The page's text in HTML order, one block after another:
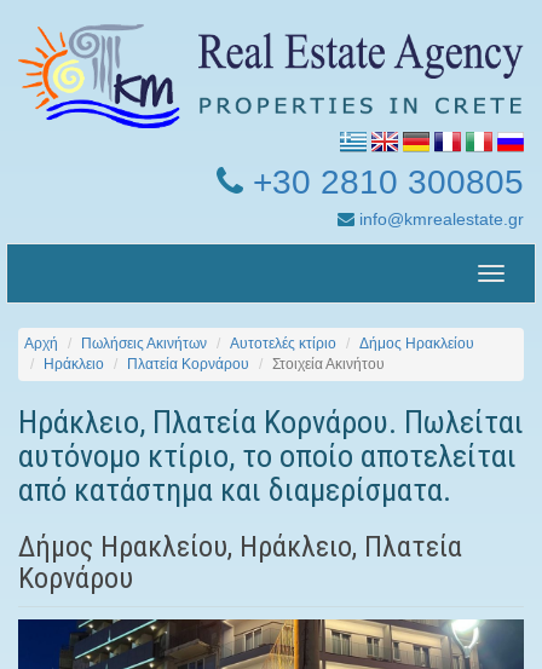
+30 2810 300805
info@kmrealestate.gr
Toggle
Αρχή Πωλήσεις Ακινήτων Αυτοτελές κτίριο
Δήμος Ηρακλείου
Ηράκλειο
Πλατεία Κορνάρου Στοιχεία Ακινήτου
Ηράκλειο, Πλατεία Κορνάρου. Πωλείται
αυτόνομο κτίριο, το οποίο αποτελείται
από κατάστημα και διαμερίσματα.
Δήμος Ηρακλείου, Ηράκλειο, Πλατεία
Κορνάρου